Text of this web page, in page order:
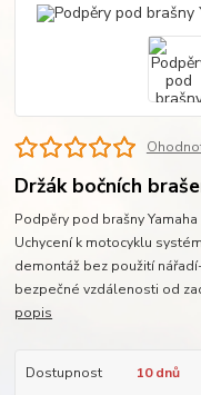
Držák bočních
Podpěry pod brašny
Uchycení k motocyklu
demontáž bez použití
bezpečné vzdálenosti od
popis
Dostupnost 10 dnů